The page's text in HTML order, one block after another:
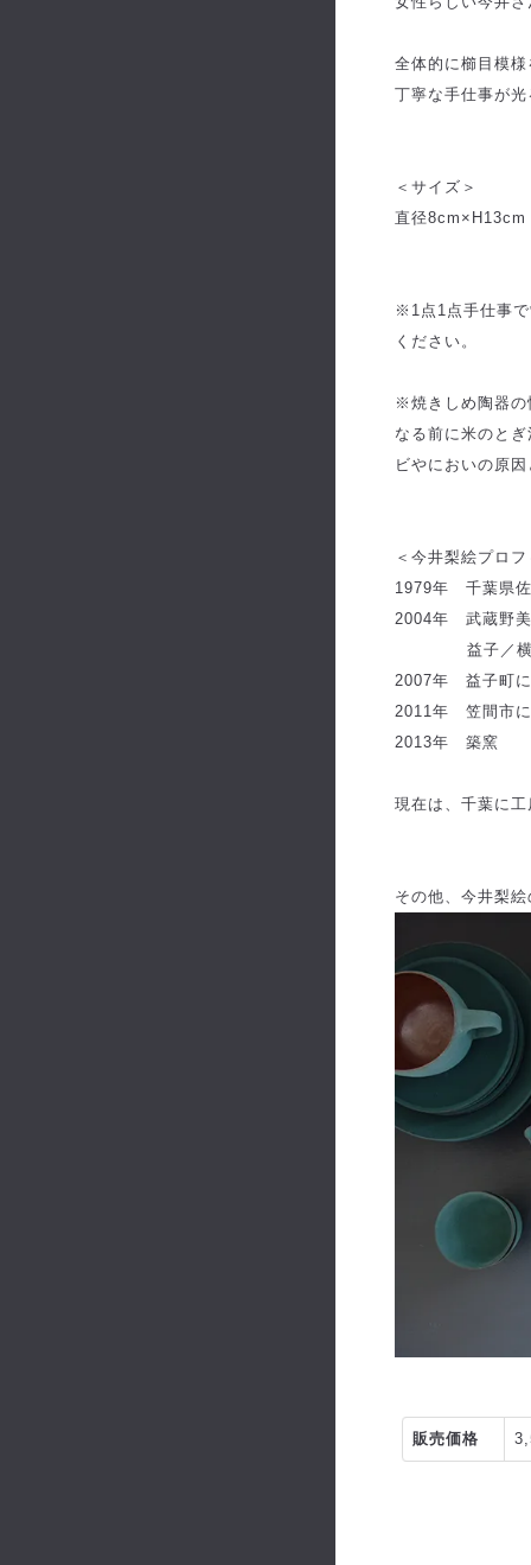
全体的に櫛目模
丁寧な手仕事が
＜サイズ＞
直径8cm×H13cm
※1点1点手仕事
ください。
※焼きしめ陶器の
なる前に米のと
ビやにおいの原
＜今井梨絵プロ
1979年 千葉県
2004年 武蔵野
益子／横山
2007年 益子町
2011年 笠間市
2013年 築窯
現在は、千葉に
その他、今井梨
販売価格